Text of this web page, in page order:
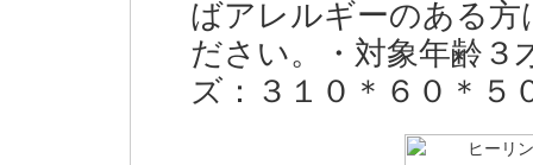
ばアレルギーのある
ださい。・対象年齢３
ズ：３１０＊６０＊５